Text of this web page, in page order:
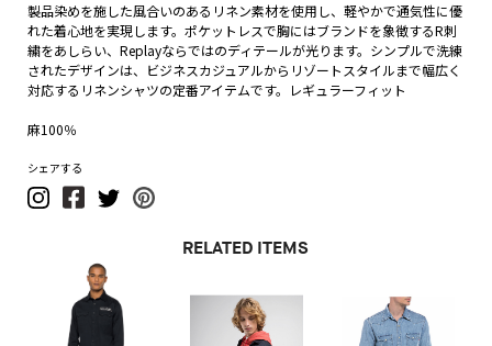
製品染めを施した風合いのあるリネン素材を使用し、軽やかで通気性に優
れた着心地を実現します。ポケットレスで胸にはブランドを象徴するR刺
繍をあしらい、Replayならではのディテールが光ります。シンプルで洗練
されたデザインは、ビジネスカジュアルからリゾートスタイルまで幅広く
対応するリネンシャツの定番アイテムです。レギュラーフィット
麻100％
シェアする
RELATED ITEMS